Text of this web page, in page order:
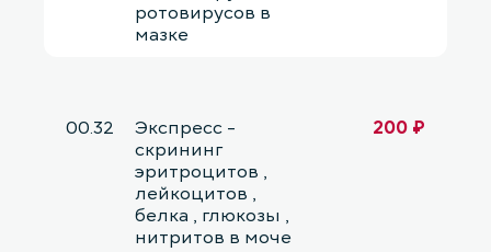
ротовирусов в
мазке
00.32
Экспресс -
скрининг
эритроцитов ,
лейкоцитов ,
белка , глюкозы ,
нитритов в моче
200 ₽